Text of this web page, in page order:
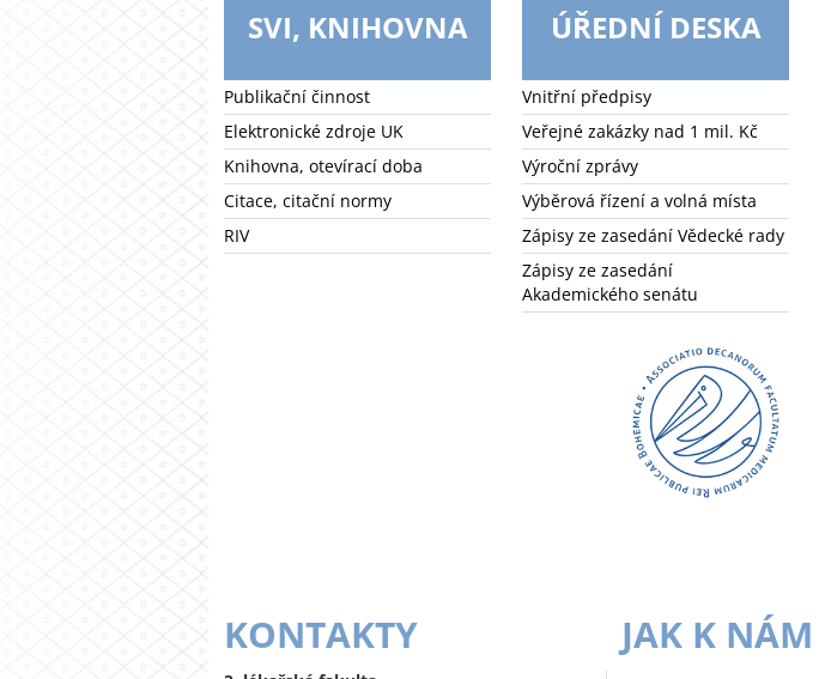
SVI, KNIHOVNA
Publikační činnost
Elektronické zdroje UK
Knihovna, otevírací doba
Citace, citační normy
RIV
ÚŘEDNÍ DESKA
Vnitřní předpisy
Veřejné zakázky nad 1 mil. Kč
Výroční zprávy
Výběrová řízení a volná místa
Zápisy ze zasedání Vědecké rady
Zápisy ze zasedání
Akademického senátu
KONTAKTY JAK K NÁM